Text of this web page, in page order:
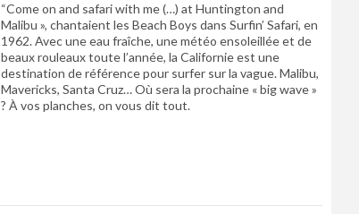
“Come on and safari with me (…) at Huntington and
Malibu », chantaient les Beach Boys dans Surfin’ Safari, en
1962. Avec une eau fraîche, une météo ensoleillée et de
beaux rouleaux toute l’année, la Californie est une
destination de référence pour surfer sur la vague. Malibu,
Mavericks, Santa Cruz… Où sera la prochaine « big wave »
? À vos planches, on vous dit tout.